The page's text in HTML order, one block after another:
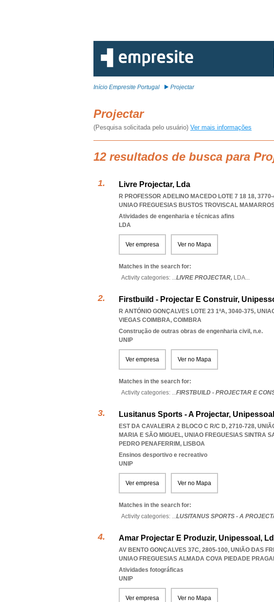
Início Empresite Portugal Projectar
Projectar
(Pesquisa solicitada pelo usuário) Ver mais informações
12 resultados de busca para
Livre Projectar, Lda
R PROFESSOR ADELINO MACEDO LOTE 7 18 18,
UNIAO FREGUESIAS BUSTOS TROVISCAL
Atividades de engenharia e técnicas afins
LDA
Ver empresa Ver no Mapa
Matches in the search for:
Activity categories: ...LIVRE PROJECTAR, LDA...
Firstbuild - Projectar E Construir,
R ANTÓNIO GONÇALVES LOTE 23 1ºA, 3040-375,
VIEGAS COIMBRA, COIMBRA
Construção de outras obras de engenharia civil, n.e.
UNIP
Ver empresa Ver no Mapa
Matches in the search for:
Activity categories: ...FIRSTBUILD - PROJECTAR E
Lusitanus Sports - A Projectar,
EST DA CAVALEIRA 2 BLOCO C R/C D, 2710-728,
MARIA E SÃO MIGUEL, UNIAO FREGUESIAS SINTRA
PEDRO PENAFERRIM, LISBOA
Ensinos desportivo e recreativo
UNIP
Ver empresa Ver no Mapa
Matches in the search for:
Activity categories: ...LUSITANUS SPORTS - A
Amar Projectar E Produzir, Unipessoal,
AV BENTO GONÇALVES 37C, 2805-100, UNIÃO DAS
UNIAO FREGUESIAS ALMADA COVA PIEDADE
Atividades fotográficas
UNIP
Ver empresa Ver no Mapa